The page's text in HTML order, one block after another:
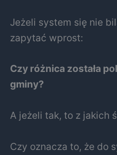
Jeżeli system się nie
zapytać wprost:
Czy różnica została
gminy?
A jeżeli tak, to z jakich
Czy oznacza to, że do